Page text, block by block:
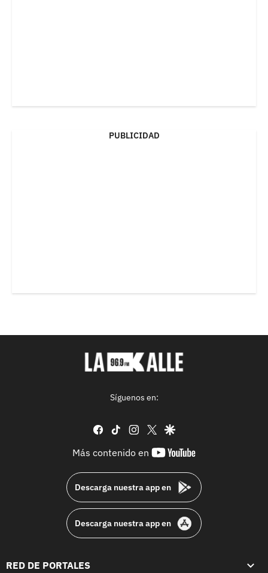
PUBLICIDAD
Síguenos en:
facebook
tiktok instagram
twittergoogle
Más contenido en
youtube-
Descarga nuestra app en
Descarga nuestra app en
RED DE PORTALES